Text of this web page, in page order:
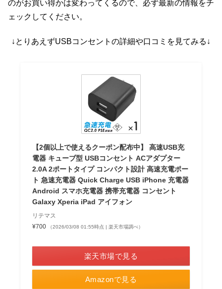
のがお買い得かは変わってくるので、必ず最新の情報をチ
ェックしてください。
↓とりあえずUSBコンセントの詳細や口コミを見てみる↓
【2個以上で使えるクーポン配布中】 高速USB充
電器 キューブ型 USBコンセント ACアダプター
2.0A 2ポートタイプ コンパクト設計 高速充電ポー
ト 急速充電器 Quick Charge USB iPhone 充電器
Android スマホ充電器 携帯充電器 コンセント
Galaxy Xperia iPad アイフォン
リテマス
¥700
（2026/03/08 01:55時点 | 楽天市場調べ）
Amazonで見る
楽天市場で見る